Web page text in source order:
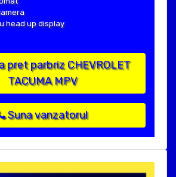
head up display
pret parbriz CHEVROLET
TACUMA MPV
Suna vanzatorul